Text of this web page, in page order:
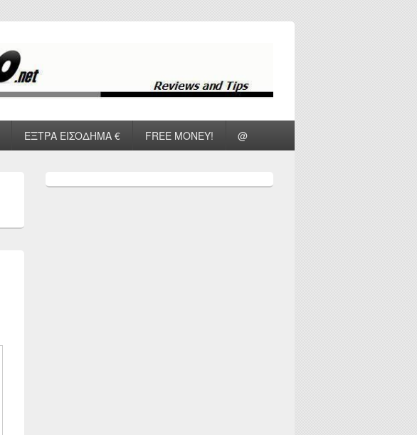
ΕΞΤΡΑ ΕΙΣΟΔΗΜΑ € FREE MONEY! @
Sidebar